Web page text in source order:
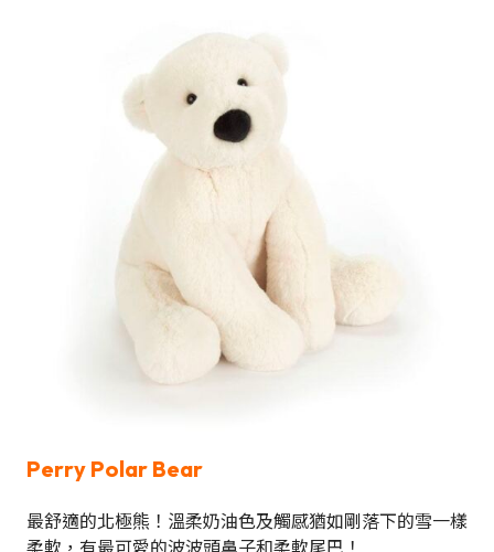
Perry Polar Bear
最舒適的北極熊！溫柔奶油色及觸感猶如剛落下的雪一樣
柔軟，有最可愛的波波頭鼻子和柔軟尾巴！